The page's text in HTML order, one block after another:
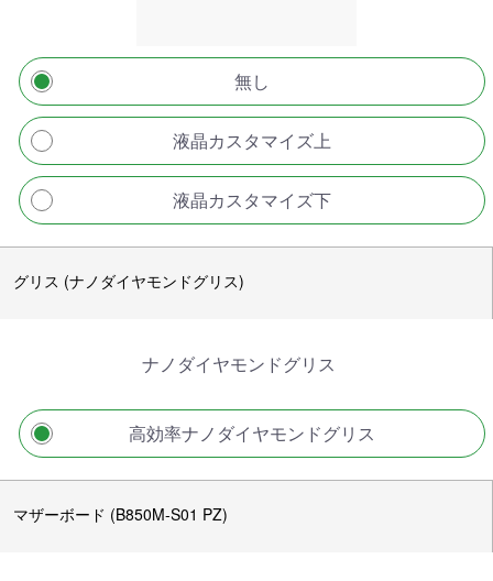
無し
液晶カスタマイズ上
液晶カスタマイズ下
グリス (ナノダイヤモンドグリス)
ナノダイヤモンドグリス
高効率ナノダイヤモンドグリス
マザーボード (B850M-S01 PZ)